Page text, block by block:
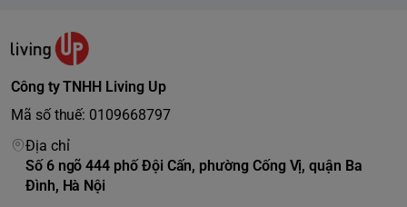
Công ty TNHH Living Up
Mã số thuế: 0109668797
Địa chỉ
Số 6 ngõ 444 phố Đội Cấn, phường Cống Vị, quận Ba
Đình, Hà Nội